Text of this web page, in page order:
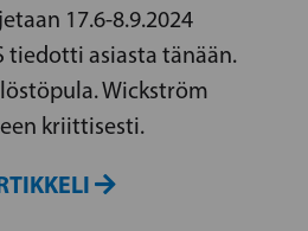
17.6-8.9.2024
tiedotti asiasta tänään.
Wickström
kriittisesti.